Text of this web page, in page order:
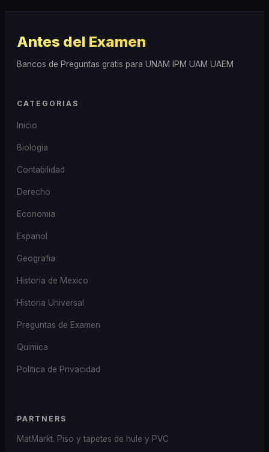
Antes del Examen
Bancos de Preguntas gratis para UNAM IPM UAM UAEM
CATEGORIAS
Inicio
Biologia
Contabilidad
Derecho
Economia
Espanol
Geografia
Historia de Mexico
Historia Universal
Preguntas de Examen
Quimica
Politica de Privacidad
PARTNERS
MatMarkt. Piso y tapetes de hule y PVC